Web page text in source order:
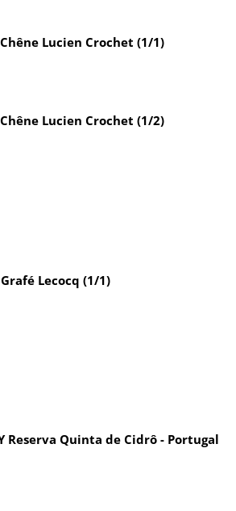
Chêne Lucien Crochet (1/1)
Chêne Lucien Crochet (1/2)
Grafé Lecocq (1/1)
Reserva Quinta de Cidrô - Portugal